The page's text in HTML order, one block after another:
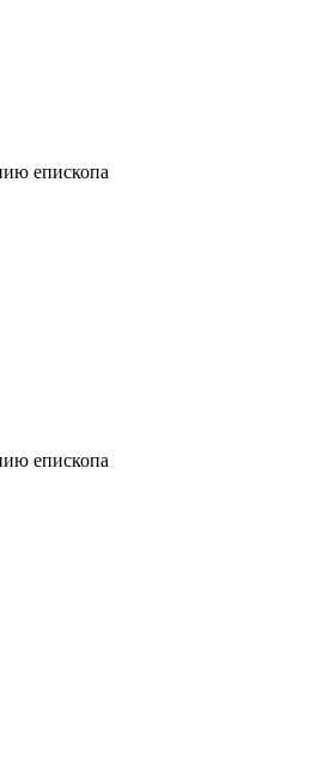
епископа
епископа